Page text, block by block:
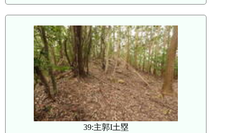
39:主郭I土塁